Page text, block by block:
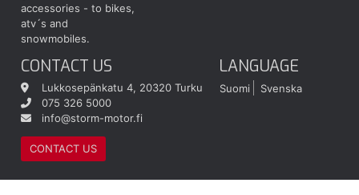
accessories - to bikes,
atv´s and
snowmobiles.
CONTACT US
Lukkosepänkatu 4, 20320 Turku
075 326 5000
info@storm-motor.fi
CONTACT US
LANGUAGE
Suomi Svenska